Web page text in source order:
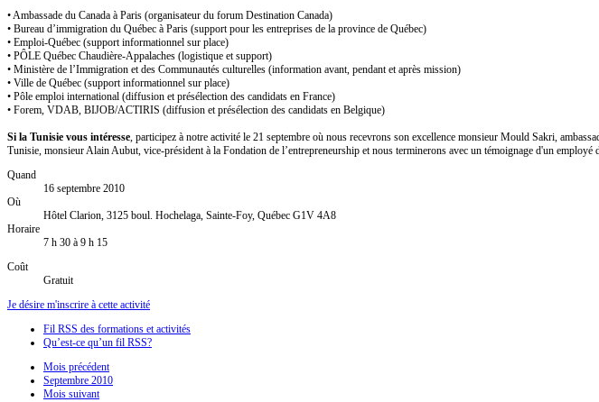
• Ambassade du Canada à Paris (organisateur du forum Destination Canada)
• Bureau d’immigration du Québec à Paris (support pour les entreprises de la province de Québec)
• Emploi-Québec (support informationnel sur place)
• PÔLE Québec Chaudière-Appalaches (logistique et support)
• Ministère de l’Immigration et des Communautés culturelles (information avant, pendant et après mission)
• Ville de Québec (support informationnel sur place)
• Pôle emploi international (diffusion et présélection des candidats en France)
• Forem, VDAB, BIJOB/ACTIRIS (diffusion et présélection des candidats en Belgique)
Si la Tunisie vous intéresse , participez à notre activité le 21 septembre où nous recevrons son excellence monsieur Mould Sakri,
Tunisie, monsieur Alain Aubut, vice-président à la Fondation de l’entrepreneurship et nous terminerons avec un témoignage d'un
Quand
16 septembre 2010
Où
Hôtel Clarion, 3125 boul. Hochelaga, Sainte-Foy, Québec G1V 4A8
Horaire
7 h 30 à 9 h 15
Coût
Gratuit
Je désire m'inscrire à cette activité
Fil RSS des formations et activités
Qu’est-ce qu’un fil RSS?
Mois précédent
Septembre 2010
Mois suivant